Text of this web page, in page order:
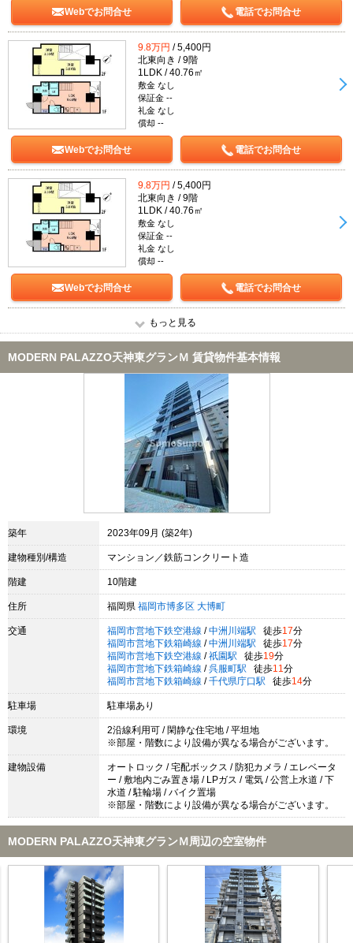
Webでお問合せ 電話でお問合せ
9.8万円 / 5,400円
北東向き / 9階
1LDK / 40.76㎡
敷金 なし
保証金 --
礼金 なし
償却 --
Webでお問合せ 電話でお問合せ
9.8万円 / 5,400円
北東向き / 9階
1LDK / 40.76㎡
敷金 なし
保証金 --
礼金 なし
償却 --
Webでお問合せ 電話でお問合せ
もっと見る
MODERN PALAZZO天神東グランＭ 賃貸物件基本情報
築年 2023年09月 (築2年)
建物種別/構造 マンション／鉄筋コンクリート造
階建 10階建
住所 福岡県 福岡市博多区 大博町
交通 福岡市営地下鉄空港線 / 中洲川端駅 徒歩17分
福岡市営地下鉄箱崎線 / 中洲川端駅 徒歩17分
福岡市営地下鉄空港線 / 祇園駅 徒歩19分
福岡市営地下鉄箱崎線 / 呉服町駅 徒歩11 分
福岡市営地下鉄箱崎線 / 千代県庁口駅 徒歩14分
駐車場 駐車場あり
環境
2沿線利用可 / 閑静な住宅地 / 平坦地
※部屋・階数により設備が異なる場合がございます。
建物設備
オートロック / 宅配ボックス / 防犯カメラ / エレベータ
ー / 敷地内ごみ置き場 / LPガス / 電気 / 公営上水道 / 下
水道 / 駐輪場 / バイク置場
※部屋・階数により設備が異なる場合がございます。
MODERN PALAZZO天神東グランＭ周辺の空室物件